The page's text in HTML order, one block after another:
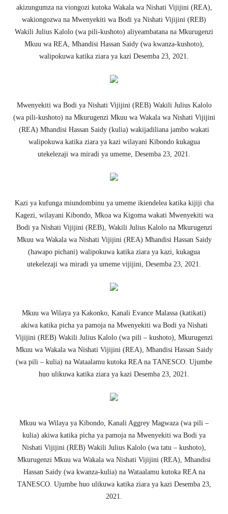
akizungumza na viongozi kutoka Wakala wa Nishati Vijijini (REA),
wakiongozwa na Mwenyekiti wa Bodi ya Nishati Vijijini (REB)
Wakili Julius Kalolo (wa pili-kushoto) aliyeambatana na Mkurugenzi
Mkuu wa REA, Mhandisi Hassan Saidy (wa kwanza-kushoto),
walipokuwa katika ziara ya kazi Desemba 23, 2021.
Mwenyekiti wa Bodi ya Nishati Vijijini (REB) Wakili Julius Kalolo
(wa pili-kushoto) na Mkurugenzi Mkuu wa Wakala wa Nishati Vijijini
(REA) Mhandisi Hassan Saidy (kulia) wakijadiliana jambo wakati
walipokuwa katika ziara ya kazi wilayani Kibondo kukagua
utekelezaji wa miradi ya umeme, Desemba 23, 2021.
Kazi ya kufunga miundombinu ya umeme ikiendelea katika kijiji cha
Kagezi, wilayani Kibondo, Mkoa wa Kigoma wakati Mwenyekiti wa
Bodi ya Nishati Vijijini (REB), Wakili Julius Kalolo na Mkurugenzi
Mkuu wa Wakala wa Nishati Vijijini (REA) Mhandisi Hassan Saidy
(hawapo pichani) walipokuwa katika ziara ya kazi, kukagua
utekelezaji wa miradi ya umeme vijijini, Desemba 23, 2021.
Mkuu wa Wilaya ya Kakonko, Kanali Evance Malassa (katikati)
akiwa katika picha ya pamoja na Mwenyekiti wa Bodi ya Nishati
Vijijini (REB) Wakili Julius Kalolo (wa pili – kushoto), Mkurugenzi
Mkuu wa Wakala wa Nishati Vijijini (REA), Mhandisi Hassan Saidy
(wa pili – kulia) na Wataalamu kutoka REA na TANESCO. Ujumbe
huo ulikuwa katika ziara ya kazi Desemba 23, 2021.
Mkuu wa Wilaya ya Kibondo, Kanali Aggrey Magwaza (wa pili –
kulia) akiwa katika picha ya pamoja na Mwenyekiti wa Bodi ya
Nishati Vijijini (REB) Wakili Julius Kalolo (wa tatu – kushoto),
Mkurugenzi Mkuu wa Wakala wa Nishati Vijijini (REA), Mhandisi
Hassan Saidy (wa kwanza-kulia) na Wataalamu kutoka REA na
TANESCO. Ujumbe huo ulikuwa katika ziara ya kazi Desemba 23,
2021.